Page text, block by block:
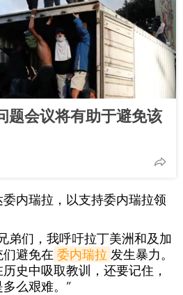
题会议将有助于避免该
内瑞拉，以支持委内瑞拉领
弟们，我呼吁拉丁美洲和及加
避免在 委内瑞拉 发生暴力。
史中吸取教训，还要记住，
么艰难。”